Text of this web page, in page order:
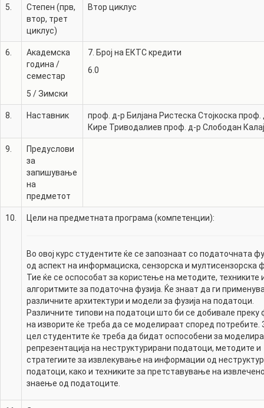
5.
Степен (прв,
втор, трет
циклус)
Втор циклус
6.
Академска
година /
семестар
5 /Зимски
7. Број на ЕКТС кредити
6.0
8. Наставник проф. д-р Билјана Ристеска Стојкоска проф.
Кире Триводалиев проф. д-р Слободан
9.
Предуслови
за
запишување
на
предметот
10. Цели на предметната програма (компетенции):
Во овој курс студентите ќе се запознаат со податочната
од аспект на информациска, сензорска и мултисензорска
Тие ќе се оспособат за користење на методите, техниките
алгоритмите за податочна фузија. Ќе знаат да ги
различните архитектури и модели за фузија на податоци.
Различните типови на податоци што би се добивале преку
на изворите ќе треба да се моделираат според потребите.
цел студентите ќе треба да бидат оспособени за
репрезентација на неструктурирани податоци, методите и
стратегиите за извлекување на информации од
податоци, како и техниките за претставување на
знаење од податоците.